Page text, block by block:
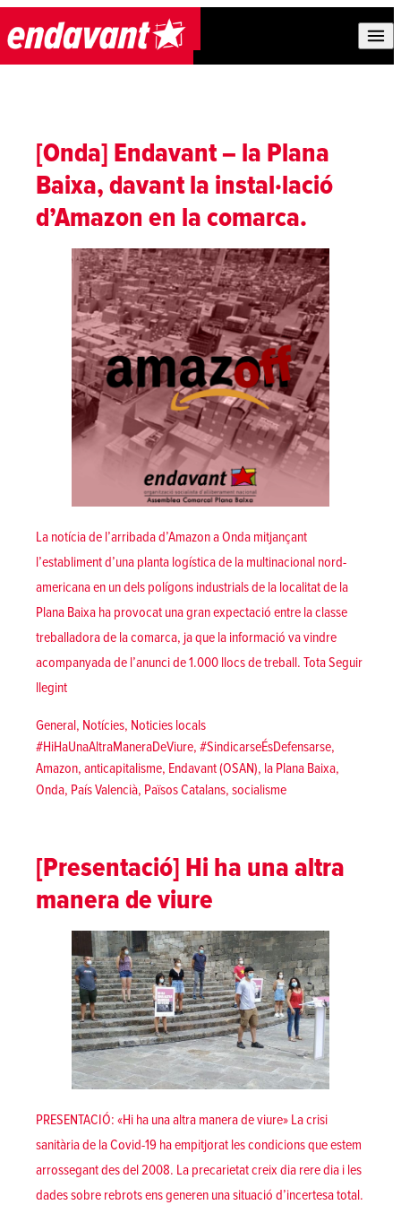
Skip to content
[Onda] Endavant – la Plana
Baixa, davant la instal·lació
d’Amazon en la comarca.
La notícia de l’arribada d’Amazon a Onda mitjançant
l’establiment d’una planta logística de la multinacional nord-
americana en un dels polígons industrials de la localitat de la
Plana Baixa ha provocat una gran expectació entre la classe
treballadora de la comarca, ja que la informació va vindre
acompanyada de l’anunci de 1.000 llocs de treball. TotaSeguir
llegint«[Onda] Endavant – la Plana Baixa, davant la instal·lació
Posted in
General, Notícies, Noticies locals
Tags:
#HiHaUnaAltraManeraDeViure, #SindicarseÉsDefensarse,
Amazon, anticapitalisme, Endavant (OSAN), la Plana Baixa,
Onda, País Valencià, Països Catalans, socialisme
[Presentació] Hi ha una altra
manera de viure
PRESENTACIÓ: «Hi ha una altra manera de viure» La crisi
sanitària de la Covid-19 ha empitjorat les condicions que estem
arrossegant des del 2008. La precarietat creix dia rere dia i les
dades sobre rebrots ens generen una situació d’incertesa total.